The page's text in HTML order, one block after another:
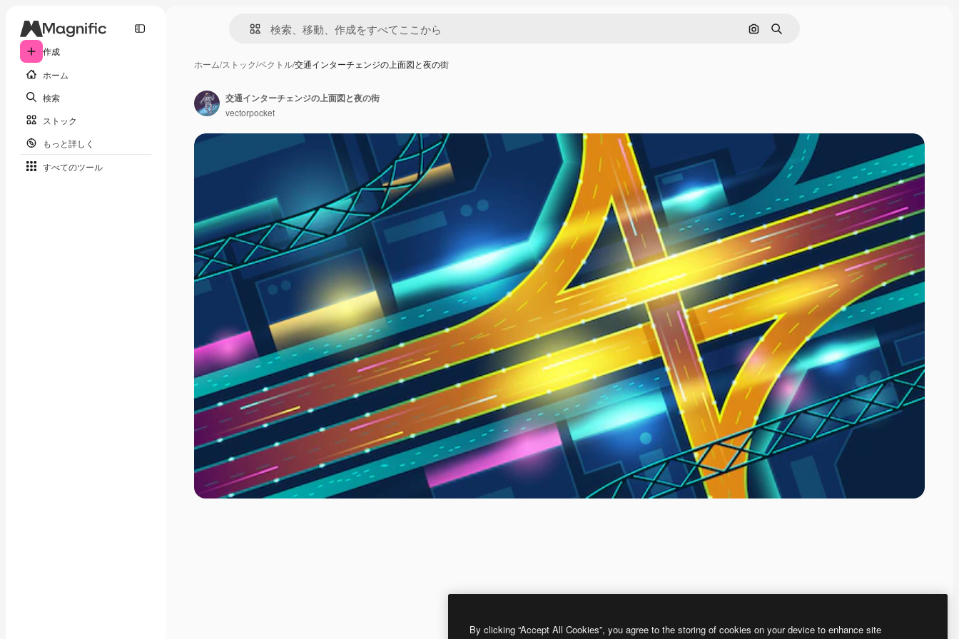
作成
ホーム
検索
ストック
もっと詳しく
すべてのツール
画像で検索
検索
ホーム/ストック/ベクトル/交通インターチェンジの上面図と夜の街
交通インターチェンジの上面図と夜の街
vectorpocket
By clicking “Accept All Cookies”, you agree to the storing of cookies on your device to enhance site